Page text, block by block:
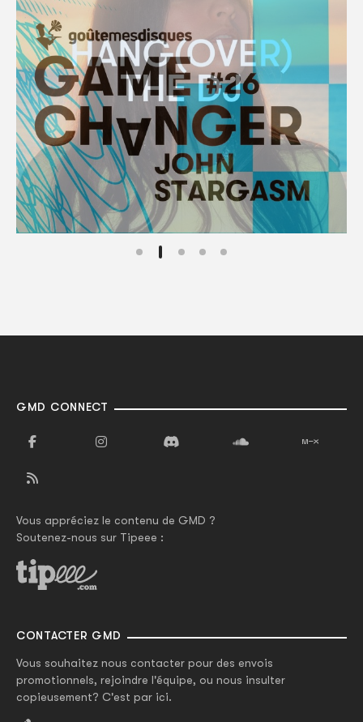
GMD CONNECT
Vous appréciez le contenu de GMD ?
Soutenez-nous sur Tipeee :
CONTACTER GMD
Vous souhaitez nous contacter pour des envois
promotionnels, rejoindre l'équipe, ou nous insulter
copieusement? C'est par ici.